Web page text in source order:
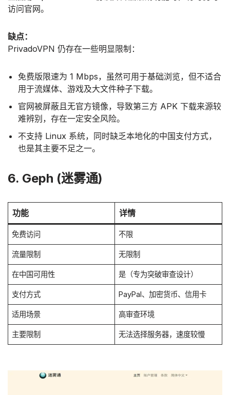
访问官网。
缺点：
PrivadoVPN 仍存在一些明显限制：
免费版限速为 1 Mbps，虽然可用于基础浏览，但不适合
用于流媒体、游戏及大文件种子下载。
官网被屏蔽且无官方镜像，导致第三方 APK 下载来源较
难辨别，存在一定安全风险。
不支持 Linux 系统，同时缺乏本地化的中国支付方式，
也是其主要不足之一。
6. Geph (迷雾通)
功能 详情
免费访问 不限
流量限制 无限制
在中国可用性 是（专为突破审查设计）
支付方式 PayPal、加密货币、信用卡
适用场景 高审查环境
主要限制 无法选择服务器，速度较慢